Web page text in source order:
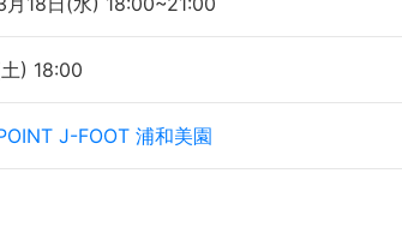
) 18:00
J-FOOT 浦和美園